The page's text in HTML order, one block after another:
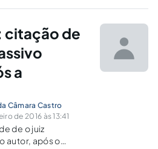
referentes ao instrumento
citação de
a
Câmara Castro
de 2016 às 13:41
de o juiz
autor, após o